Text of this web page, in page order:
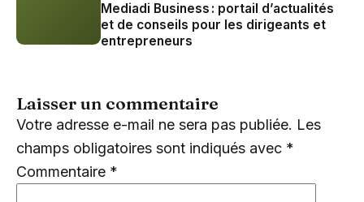
Mediadi Business : portail d’actualités
et de conseils pour les dirigeants et
entrepreneurs
Laisser un commentaire
Votre adresse e-mail ne sera pas publiée. Les
champs obligatoires sont indiqués avec *
Commentaire *